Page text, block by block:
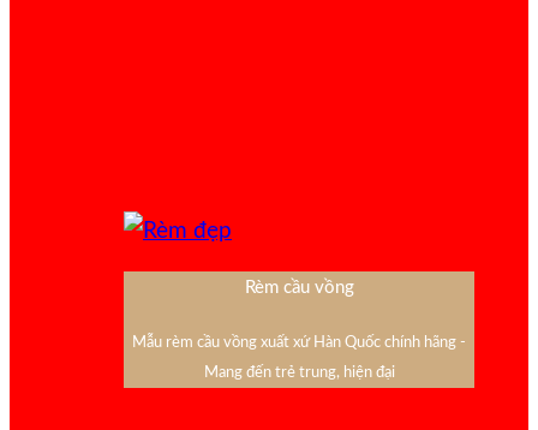
Rèm cầu vồng
Mẫu rèm cầu vồng xuất xứ Hàn Quốc chính hãng -
Mang đến trẻ trung, hiện đại